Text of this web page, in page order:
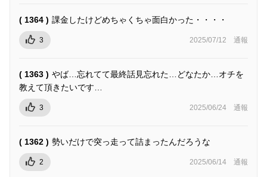
( 1364 ) 課金したけどめちゃくちゃ面白かった・・・・
3 2025/07/12 通報
( 1363 ) やば…忘れてて最終話見忘れた…どなたか…オチを
教えて頂きたいです…
3 2025/06/24 通報
( 1362 ) 勢いだけで突っ走って詰まったんだろうな
2 2025/06/14 通報